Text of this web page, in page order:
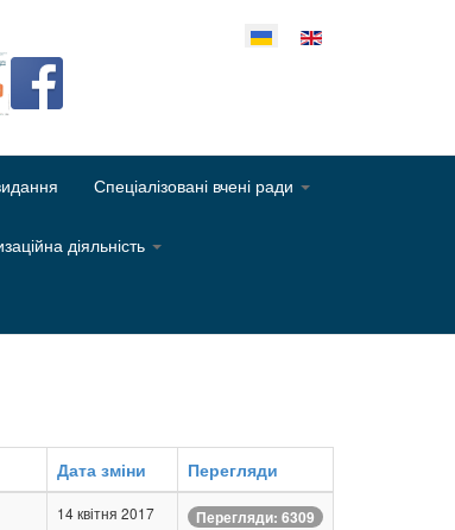
мову
Спеціалізовані вчені ради
діяльність
Дата зміни
Перегляди
14 квітня 2017 Перегляди: 6309